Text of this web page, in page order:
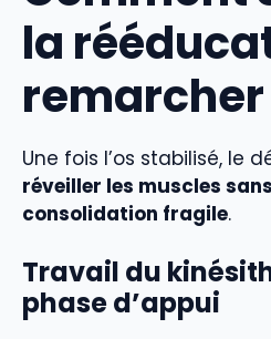
la
remarcher
Une fois l’os stabilisé, le
réveiller les muscles
consolidation fragile.
Travail du
phase d’appui